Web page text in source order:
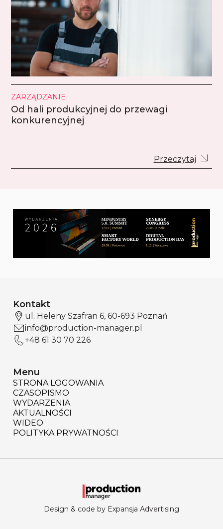
ZARZĄDZANIE
Od hali produkcyjnej do przewagi
konkurencyjnej
Przeczytaj
Kontakt
ul. Heleny Szafran 6, 60-693 Poznań
info@production-manager.pl
+48 61 30 70 226
Menu
STRONA LOGOWANIA
CZASOPISMO
WYDARZENIA
AKTUALNOŚCI
WIDEO
POLITYKA PRYWATNOŚCI
Design & code by Expansja Advertising